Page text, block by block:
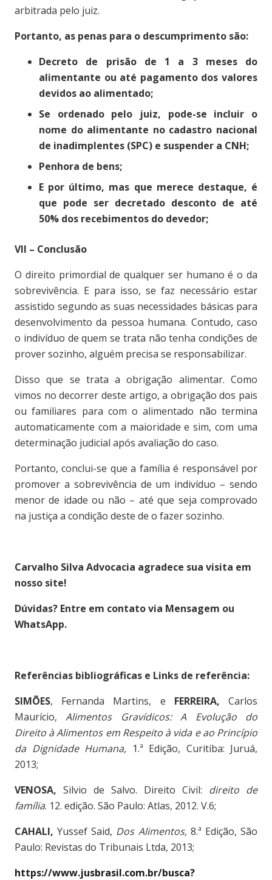
arbitrada pelo juiz.
Portanto, as penas para o descumprimento são:
Decreto de prisão de 1 a 3 meses do
alimentante ou até pagamento dos valores
devidos ao alimentado;
Se ordenado pelo juiz, pode-se incluir o
nome do alimentante no cadastro nacional
de inadimplentes (SPC) e suspender a CNH;
Penhora de bens;
E por último, mas que merece destaque, é
que pode ser decretado desconto de até
50% dos recebimentos do devedor;
VII – Conclusão
O direito primordial de qualquer ser humano é o da
sobrevivência. E para isso, se faz necessário estar
assistido segundo as suas necessidades básicas para
desenvolvimento da pessoa humana. Contudo, caso
o indivíduo de quem se trata não tenha condições de
prover sozinho, alguém precisa se responsabilizar.
Disso que se trata a obrigação alimentar. Como
vimos no decorrer deste artigo, a obrigação dos pais
ou familiares para com o alimentado não termina
automaticamente com a maioridade e sim, com uma
determinação judicial após avaliação do caso.
Portanto, conclui-se que a família é responsável por
promover a sobrevivência de um indivíduo – sendo
menor de idade ou não – até que seja comprovado
na justiça a condição deste de o fazer sozinho.
Carvalho Silva Advocacia agradece sua visita em
nosso site!
Dúvidas? Entre em contato via Mensagem ou
WhatsApp.
Referências bibliográficas e Links de referência:
SIMÕES, Fernanda Martins, e FERREIRA,Carlos
Maurício,Alimentos Gravídicos: A Evolução do
Direito à Alimentos em Respeito à vida e ao Princípio
da Dignidade Humana, 1.ª Edição, Curitiba: Juruá,
2013;
VENOSA, Silvio de Salvo. Direito Civil: direito de
família. 12. edição. São Paulo: Atlas, 2012. V.6;
CAHALI,Yussef Said, Dos Alimentos, 8.ª Edição, São
Paulo: Revistas do Tribunais Ltda, 2013;
https://www.jusbrasil.com.br/busca?